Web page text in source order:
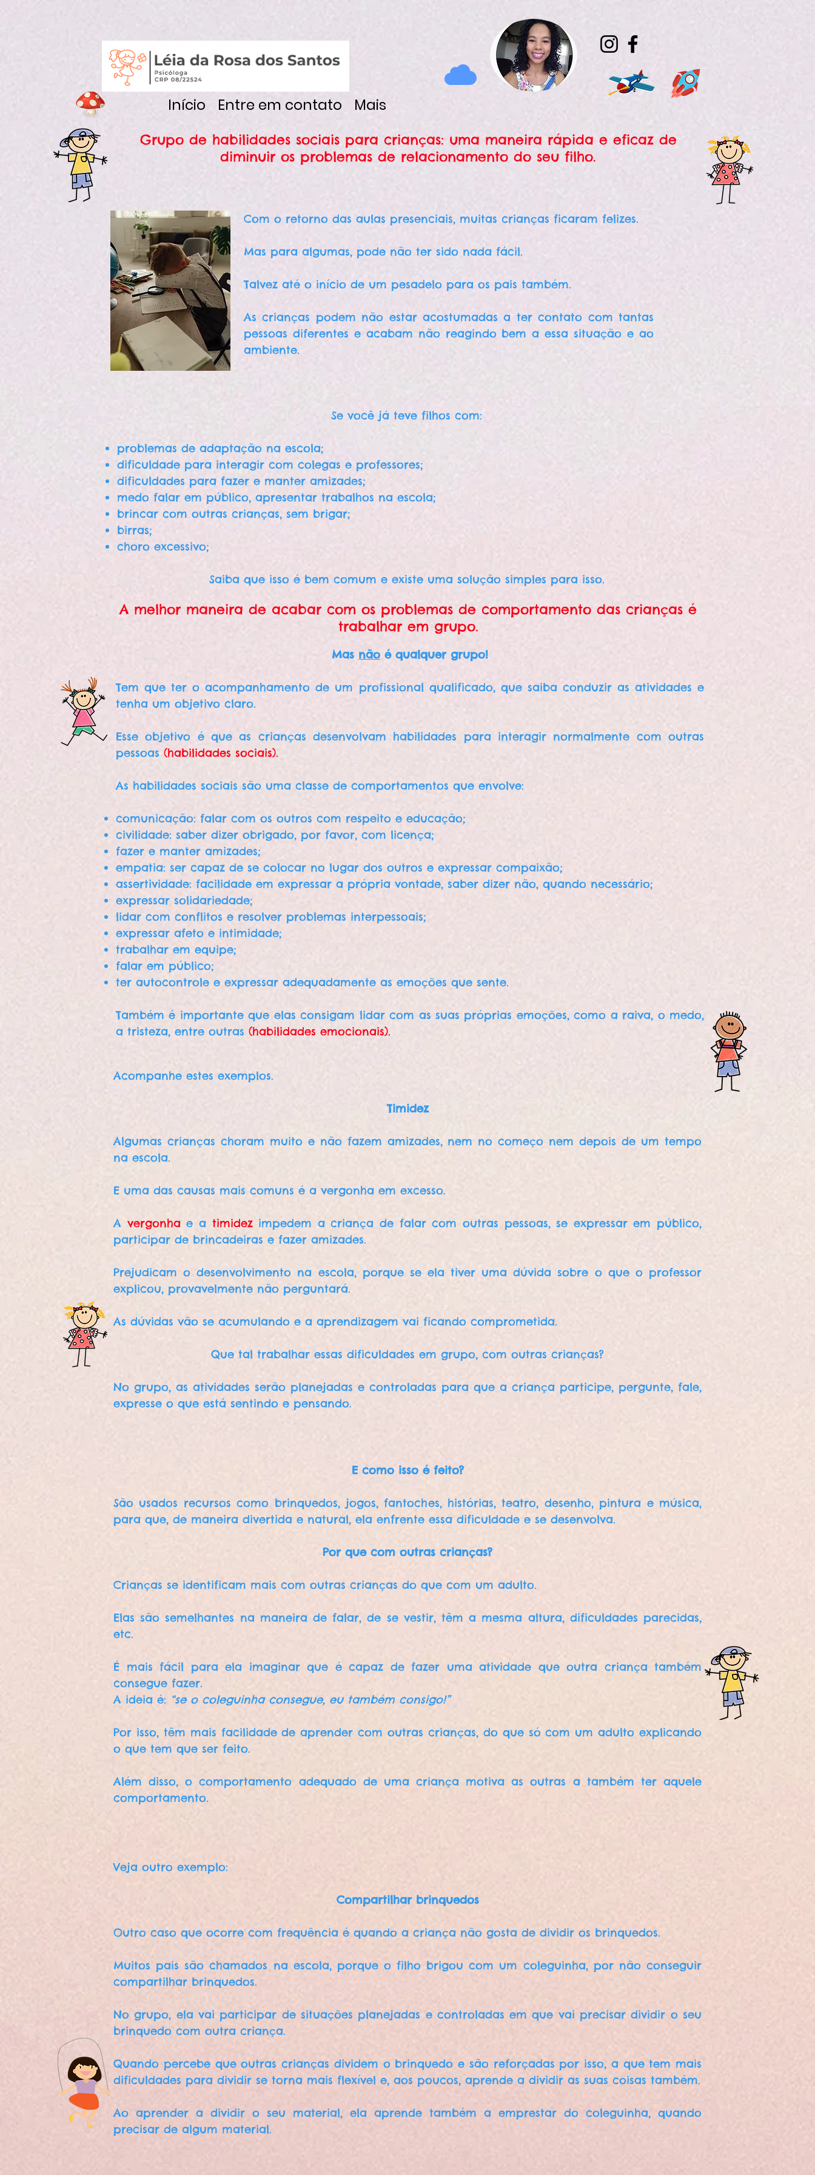
Início Entre em contato Mais
Grupo de habilidades sociais para crianças: uma maneira rápida e eficaz de
diminuir os problemas de relacionamento do seu filho.
Com o retorno das aulas presenciais, muitas crianças ficaram felizes.
Mas para algumas, pode não ter sido nada fácil.
Talvez até o início de um pesadelo para os pais também.
As crianças podem não estar acostumadas a ter contato com tantas
pessoas diferentes e acabam não reagindo bem a essa situação e ao
ambiente.
Se você já teve filhos com:
problemas de adaptação na escola;
dificuldade para interagir com colegas e professores;
dificuldades para fazer e manter amizades;
medo falar em público, apresentar trabalhos na escola;
brincar com outras crianças, sem brigar;
birras;
choro excessivo;
Saiba que isso é bem comum e existe uma solução simples para isso.
A melhor maneira de acabar com os problemas de comportamento das crianças é
trabalhar em grupo.
Mas não é qualquer grupo!
Tem que ter o acompanhamento de um profissional qualificado, que saiba conduzir as atividades e
tenha um objetivo claro.
Esse objetivo é que as crianças desenvolvam habilidades para interagir normalmente com outras
pessoas (habilidades sociais).
As habilidades sociais são uma classe de comportamentos que envolve:
comunicação: falar com os outros com respeito e educação;
civilidade: saber dizer obrigado, por favor, com licença;
fazer e manter amizades;
empatia: ser capaz de se colocar no lugar dos outros e expressar compaixão;
assertividade: facilidade em expressar a própria vontade, saber dizer não, quando necessário;
expressar solidariedade;
lidar com conflitos e resolver problemas interpessoais;
expressar afeto e intimidade;
trabalhar em equipe;
falar em público;
ter autocontrole e expressar adequadamente as emoções que sente.
Também é importante que elas consigam lidar com as suas próprias emoções, como a raiva, o medo,
a tristeza, entre outras (habilidades emocionais).
Acompanhe estes exemplos.
Timidez
Algumas crianças choram muito e não fazem amizades, nem no começo nem depois de um tempo
na escola.
E uma das causas mais comuns é a vergonha em excesso.
Avergonhae a timidez impedem a criança de falar com outras pessoas, se expressar em público,
participar de brincadeiras e fazer amizades.
Prejudicam o desenvolvimento na escola, porque se ela tiver uma dúvida sobre o que o professor
explicou, provavelmente não perguntará.
As dúvidas vão se acumulando e a aprendizagem vai ficando comprometida.
Que tal trabalhar essas dificuldades em grupo, com outras crianças?
No grupo, as atividades serão planejadas e controladas para que a criança participe, pergunte, fale,
expresse o que está sentindo e pensando.
E como isso é feito?
São usados recursos como brinquedos, jogos, fantoches, histórias, teatro, desenho, pintura e música,
para que, de maneira divertida e natural, ela enfrente essa dificuldade e se desenvolva.
Por que com outras crianças?
Crianças se identificam mais com outras crianças do que com um adulto.
Elas são semelhantes na maneira de falar, de se vestir, têm a mesma altura, dificuldades parecidas,
etc.
É mais fácil para ela imaginar que é capaz de fazer uma atividade que outra criança também
consegue fazer.
A ideia é: “se o coleguinha consegue, eu também consigo!”
Por isso, têm mais facilidade de aprender com outras crianças, do que só com um adulto explicando
o que tem que ser feito.
Além disso, o comportamento adequado de uma criança motiva as outras a também ter aquele
comportamento.
Veja outro exemplo:
Compartilhar brinquedos
Outro caso que ocorre com frequência é quando a criança não gosta de dividir os brinquedos.
Muitos pais são chamados na escola, porque o filho brigou com um coleguinha, por não conseguir
compartilhar brinquedos.
No grupo, ela vai participar de situações planejadas e controladas em que vai precisar dividir o seu
brinquedo com outra criança.
Quando percebe que outras crianças dividem o brinquedo e são reforçadas por isso, a que tem mais
dificuldades para dividir se torna mais flexível e, aos poucos, aprende a dividir as suas coisas também.
Ao aprender a dividir o seu material, ela aprende também a emprestar do coleguinha, quando
precisar de algum material.